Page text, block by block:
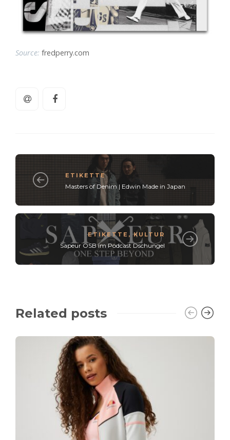
Source: fredperry.com
ETIKETTE
Masters of Denim | Edwin Made in Japan
ETIKETTE ,KULTUR
Sapeur OSB im Podcast Dschungel
Related posts